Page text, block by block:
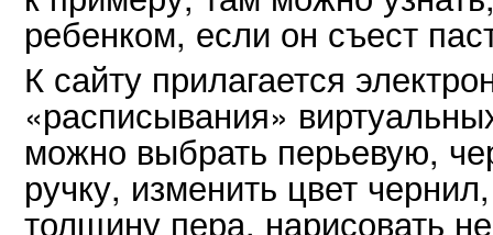
ребенком, если он съест
К сайту прилагается
«расписывания»
можно выбрать перьевую,
ручку, изменить цвет
толщину пера, нарисовать